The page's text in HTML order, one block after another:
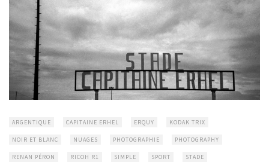
ARGENTIQUE CAPITAINE ERHEL ERQUY KODAK TRIX
NOIR ET BLANC NUAGES PHOTOGRAPHIE PHOTOGRAPHY
RENAN PÉRON RICOH R1 SIMPLE SPORT STADE